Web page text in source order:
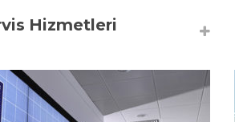
Hizmetleri